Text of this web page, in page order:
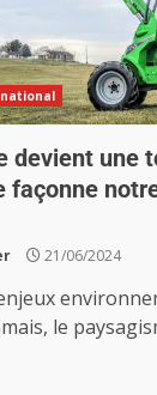
devient une
façonne
21/06/2024
le